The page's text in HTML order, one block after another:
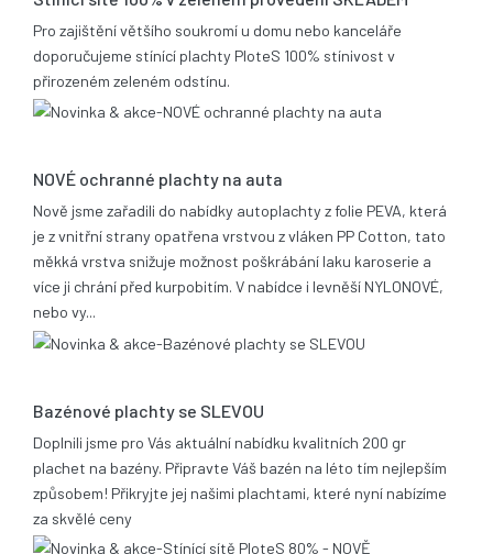
Pro zajištění většího soukromí u domu nebo kanceláře
doporučujeme stínící plachty PloteS 100% stínivost v
přirozeném zeleném odstínu.
NOVÉ ochranné plachty na auta
Nově jsme zařadili do nabídky autoplachty z folie PEVA, která
je z vnitřní strany opatřena vrstvou z vláken PP Cotton, tato
měkká vrstva snižuje možnost poškrábání laku karoserie a
více ji chrání před kurpobitím. V nabídce i levněší NYLONOVÉ,
nebo vy...
Bazénové plachty se SLEVOU
Doplnili jsme pro Vás aktuální nabídku kvalitních 200 gr
plachet na bazény. Připravte Váš bazén na léto tím nejlepším
způsobem! Přikryjte jej našimi plachtami, které nyní nabízíme
za skvělé ceny